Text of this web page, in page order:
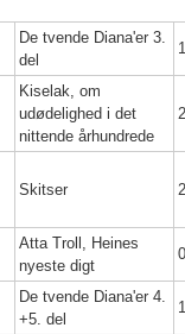
De tvende Diana'er 3.
del
Kiselak, om
udødelighed i det
nittende århundrede
Skitser
Atta Troll, Heines
nyeste digt
De tvende Diana'er 4.
+5. del